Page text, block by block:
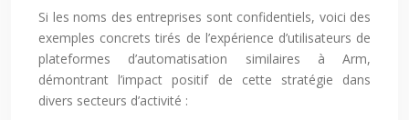
Si les noms des entreprises sont confidentiels, voici des
exemples concrets tirés de l’expérience d’utilisateurs de
plateformes d’automatisation similaires à Arm,
démontrant l’impact positif de cette stratégie dans
divers secteurs d’activité :